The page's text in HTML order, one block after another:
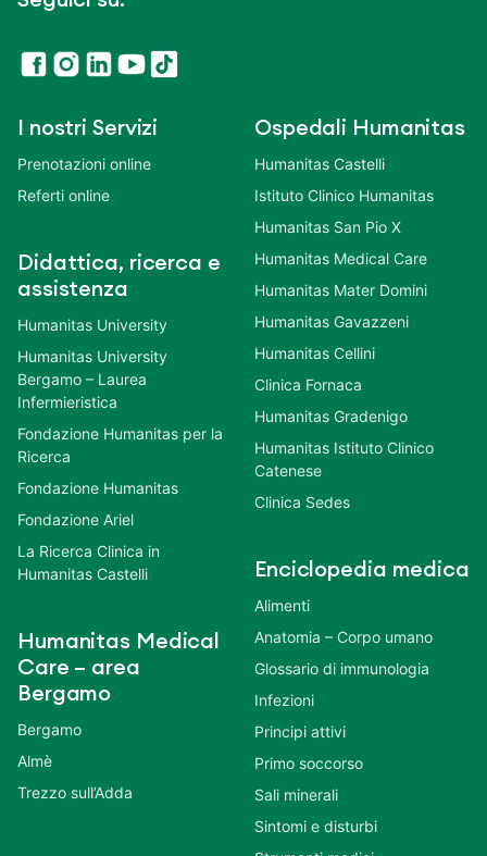
I nostri Servizi
Prenotazioni online
Referti online
Didattica, ricerca e
assistenza
Humanitas University
Humanitas University
Bergamo – Laurea
Infermieristica
Fondazione Humanitas per la
Ricerca
Fondazione Humanitas
Fondazione Ariel
La Ricerca Clinica in
Humanitas Castelli
Humanitas Medical
Care – area
Bergamo
Bergamo
Almè
Trezzo sull’Adda
Ospedali Humanitas
Humanitas Castelli
Istituto Clinico Humanitas
Humanitas San Pio X
Humanitas Medical Care
Humanitas Mater Domini
Humanitas Gavazzeni
Humanitas Cellini
Clinica Fornaca
Humanitas Gradenigo
Humanitas Istituto Clinico
Catenese
Clinica Sedes
Enciclopedia medica
Alimenti
Anatomia – Corpo umano
Glossario di immunologia
Infezioni
Principi attivi
Primo soccorso
Sali minerali
Sintomi e disturbi